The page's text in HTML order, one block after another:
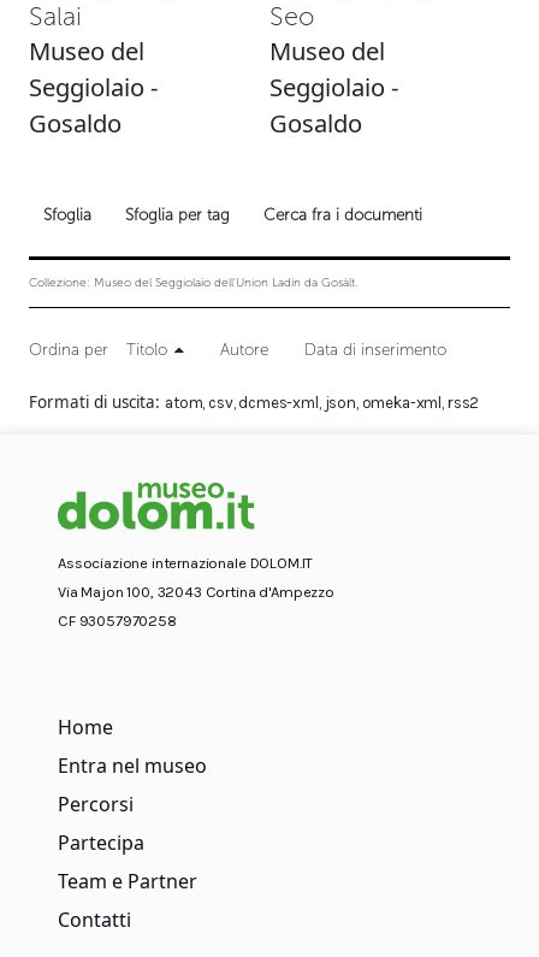
Salai
Museo del
Seggiolaio -
Gosaldo
Seo
Museo del
Seggiolaio -
Gosaldo
Sfoglia Sfoglia per tag Cerca fra i documenti
Collezione: Museo del Seggiolaio dell'Union Ladin da Gosàlt.
Ordina per Titolo Autore Data di inserimento
Formati di uscita atom, csv, dcmes-xml , json, omeka-xml , rss2
Associazione internazionale DOLOM.IT
Via Majon 100, 32043 Cortina d'Ampezzo
CF 93057970258
Home
Entra nel museo
Percorsi
Partecipa
Team e Partner
Contatti